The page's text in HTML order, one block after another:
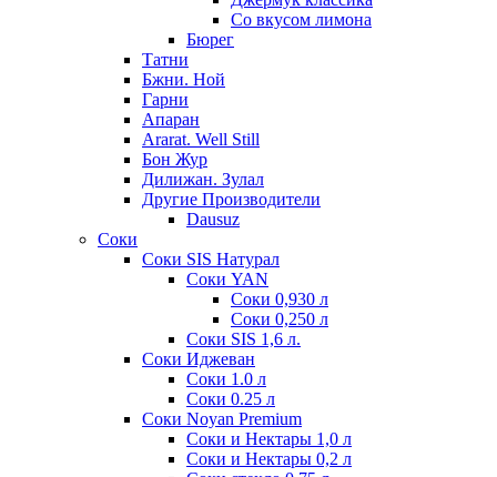
Со вкусом лимона
Бюрег
Татни
Бжни. Ной
Гарни
Апаран
Ararat. Well Still
Бон Жур
Дилижан. Зулал
Другие Производители
Dausuz
Соки
Соки SIS Натурал
Соки YAN
Соки 0,930 л
Соки 0,250 л
Соки SIS 1,6 л.
Соки Иджеван
Соки 1.0 л
Соки 0.25 л
Соки Noyan Premium
Соки и Нектары 1,0 л
Соки и Нектары 0,2 л